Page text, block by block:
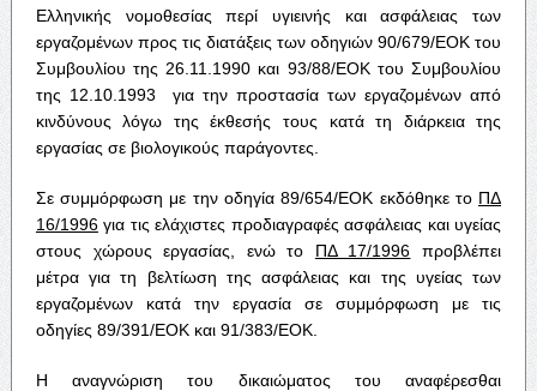
Ελληνικής νομοθεσίας περί υγιεινής και ασφάλειας των
εργαζομένων προς τις διατάξεις των οδηγιών 90/679/ΕΟΚ του
Συμβουλίου της 26.11.1990 και 93/88/ΕΟΚ του Συμβουλίου
της 12.10.1993 για την προστασία των εργαζομένων από
κινδύνους λόγω της έκθεσής τους κατά τη διάρκεια της
εργασίας σε βιολογικούς παράγοντες.
Σε συμμόρφωση με την οδηγία 89/654/ΕΟΚ εκδόθηκε το ΠΔ
16/1996για τις ελάχιστες προδιαγραφές ασφάλειας και υγείας
στους χώρους εργασίας, ενώ το ΠΔ 17/1996 προβλέπει
μέτρα για τη βελτίωση της ασφάλειας και της υγείας των
εργαζομένων κατά την εργασία σε συμμόρφωση με τις
οδηγίες 89/391/ΕΟΚ και 91/383/ΕΟΚ.
Η αναγνώριση του δικαιώματος του αναφέρεσθαι